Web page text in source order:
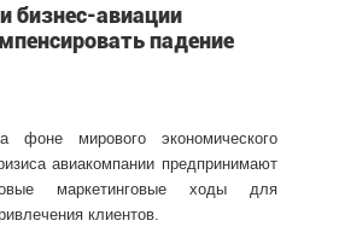
бизнес-авиации
падение
фоне мирового экономического
авиакомпании предпринимают
маркетинговые ходы для
клиентов.